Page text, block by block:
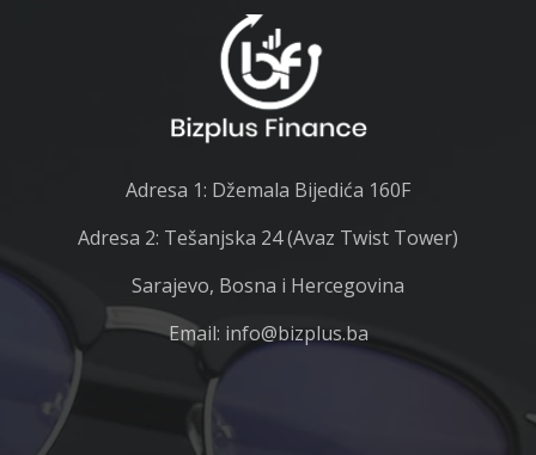
Adresa 1: Džemala Bijedića 160F
Adresa 2: Tešanjska 24 (Avaz Twist Tower)
Sarajevo, Bosna i Hercegovina
Email: info@bizplus.ba